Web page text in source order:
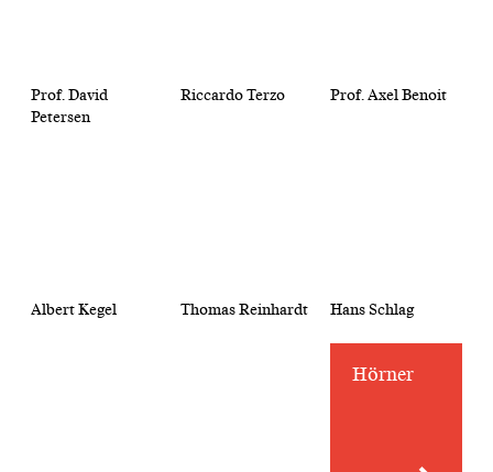
Prof. David
Petersen
Riccardo Terzo Prof. Axel Benoit
Albert Kegel Thomas Reinhardt Hans Schlag
Hörner